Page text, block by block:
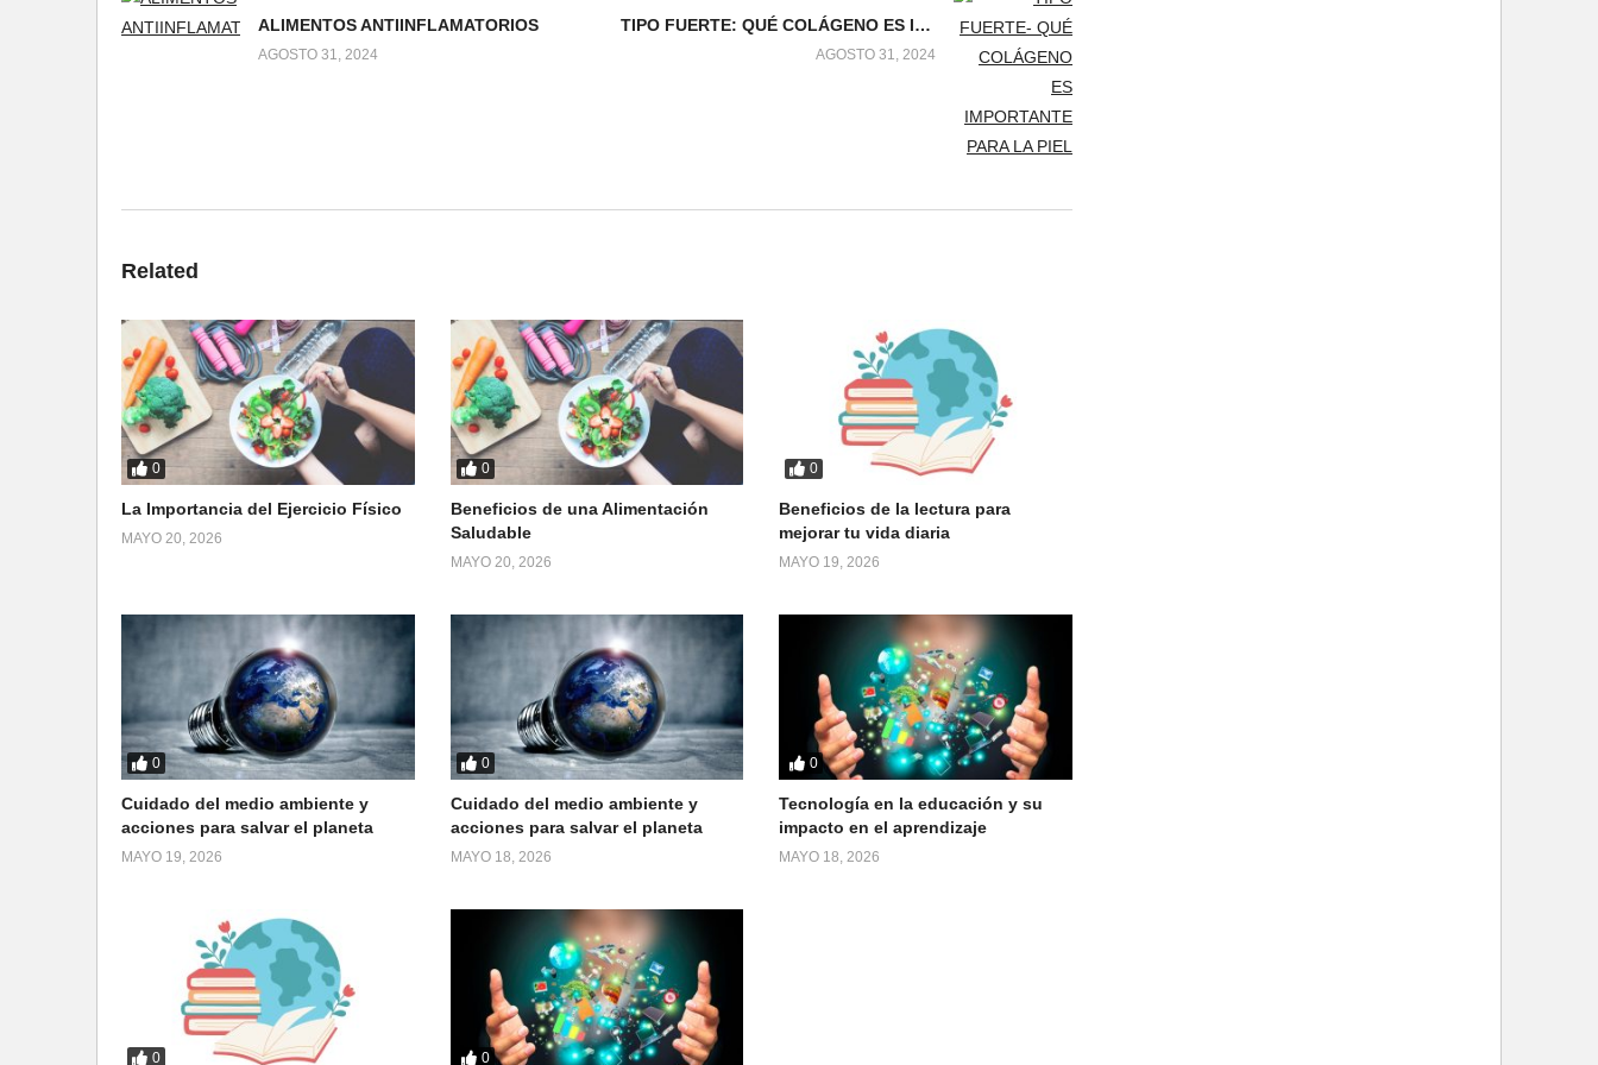
ALIMENTOS ANTIINFLAMATORIOS
AGOSTO 31, 2024
TIPO FUERTE: QUÉ COLÁGENO ES IMPORTANTE PARA LA PIEL
AGOSTO 31, 2024
Related
0
La Importancia del Ejercicio Físico
MAYO 20, 2026
0
Beneficios de una Alimentación
Saludable
MAYO 20, 2026
0
Beneficios de la lectura para
mejorar tu vida diaria
MAYO 19, 2026
0
Cuidado del medio ambiente y
acciones para salvar el planeta
MAYO 19, 2026
0
Cuidado del medio ambiente y
acciones para salvar el planeta
MAYO 18, 2026
0
Tecnología en la educación y su
impacto en el aprendizaje
MAYO 18, 2026
0 0